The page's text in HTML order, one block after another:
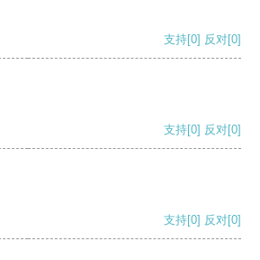
支持[0] 反对[0]
支持[0] 反对[0]
支持[0] 反对[0]